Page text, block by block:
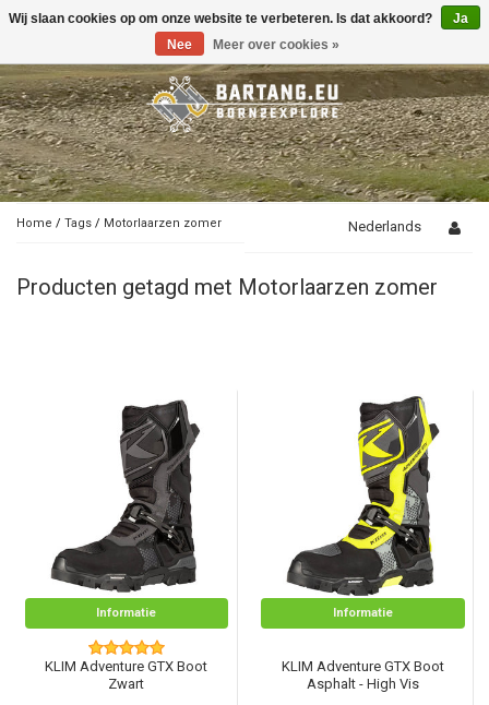
Toggle
Home / Tags / Motorlaarzen zomer Nederlands
Producten getagd met Motorlaarzen zomer
Informatie
KLIM Adventure GTX Boot
Zwart
Informatie
KLIM Adventure GTX Boot
Asphalt - High Vis
Wij slaan cookies op om onze website te verbeteren. Is dat akkoord?
Ja
Nee
Meer over cookies »